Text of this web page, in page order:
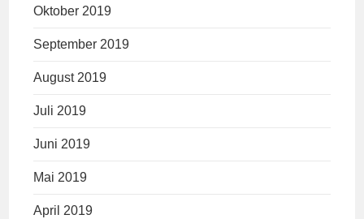
Oktober 2019
September 2019
August 2019
Juli 2019
Juni 2019
Mai 2019
April 2019